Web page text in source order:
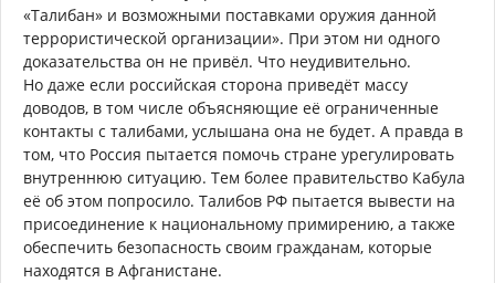
«Талибан» и возможными поставками оружия данной
террористической организации». При этом ни одного
доказательства он не привёл. Что неудивительно.
Но даже если российская сторона приведёт массу
доводов, в том числе объясняющие её ограниченные
контакты с талибами, услышана она не будет. А правда в
том, что Россия пытается помочь стране урегулировать
внутреннюю ситуацию. Тем более правительство Кабула
её об этом попросило. Талибов РФ пытается вывести на
присоединение к национальному примирению, а также
обеспечить безопасность своим гражданам, которые
находятся в Афганистане.